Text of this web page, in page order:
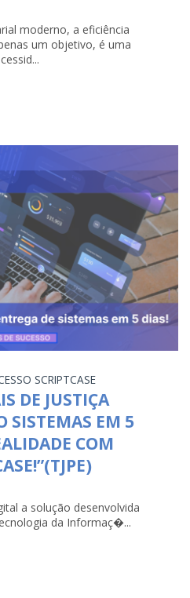
moderno, a eficiência
um objetivo, é uma
SCRIPTCASE
DE JUSTIÇA
SISTEMAS EM 5
COM
a solução desenvolvida
da Informaç�...